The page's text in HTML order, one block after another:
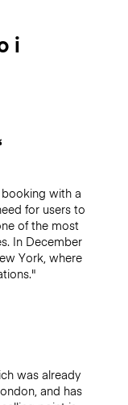
i
with a
for users to
of the most
In December
York, where
was already
and has